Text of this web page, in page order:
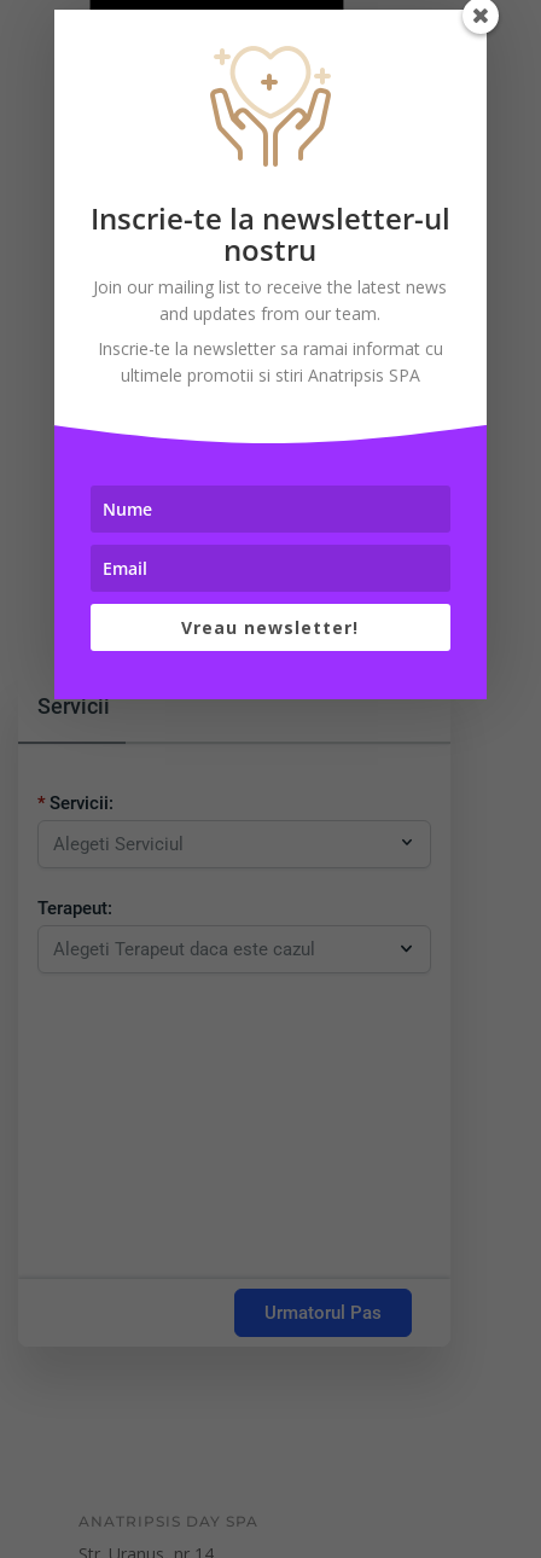
Terapie Manuală
Terapeuti : Andreea ENI,
Servicii
Servicii:
Terapeut:
Urmatorul Pas
ANATRIPSIS DAY SPA
Inscrie-te la newsletter-ul
nostru
Join our mailing list to receive the latest news
and updates from our team.
Inscrie-te la newsletter sa ramai informat cu
ultimele promotii si stiri Anatripsis SPA
Vreau newsletter!